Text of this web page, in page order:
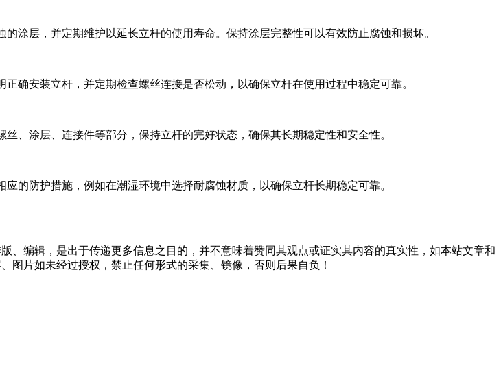
涂层，并定期维护以延长立杆的使用寿命。保持涂层完整性可以有效防止腐蚀和损坏。
确安装立杆，并定期检查螺丝连接是否松动，以确保立杆在使用过程中稳定可靠。
、涂层、连接件等部分，保持立杆的完好状态，确保其长期稳定性和安全性。
的防护措施，例如在潮湿环境中选择耐腐蚀材质，以确保立杆长期稳定可靠。
、编辑，是出于传递更多信息之目的，并不意味着赞同其观点或证实其内容的真实性，如本站文章和
图片如未经过授权，禁止任何形式的采集、镜像，否则后果自负！